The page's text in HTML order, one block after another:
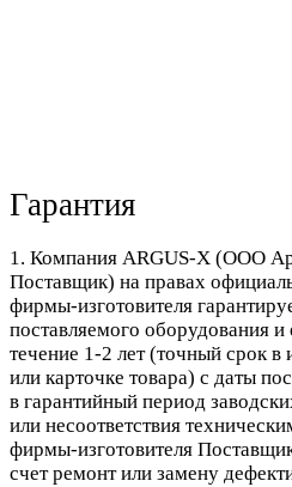
Гарантия
1. Компания ARGUS-X (ООО
Поставщик) на правах
фирмы-изготовителя
поставляемого оборудования
течение 1-2 лет (точный срок в
или карточке товара) с даты
в гарантийный период
или несоответствия
фирмы-изготовителя
счет ремонт или замену